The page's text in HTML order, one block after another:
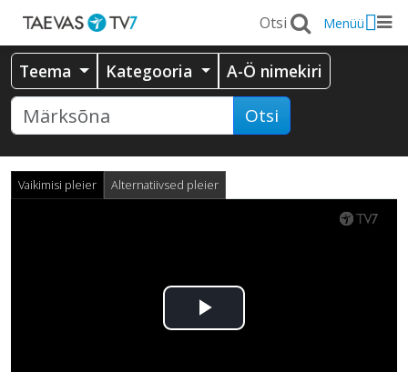
Menüü
Teema Kategooria A-Ö nimekiri
Otsi
Vaikimisi pleier Alternatiivsed pleier
Esita